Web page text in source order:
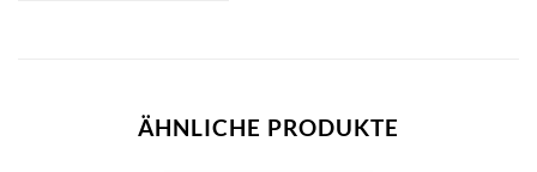
ÄHNLICHE PRODUKTE